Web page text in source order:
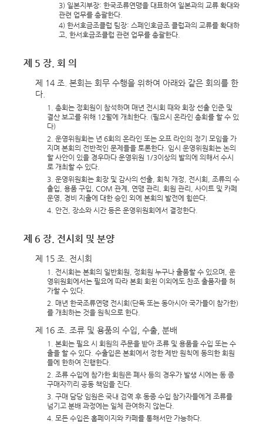
3) 일본지부장: 한국조류연맹을 대표하여 일본과의 교류 확대와
관련 업무를 총괄한다.
4) 한서호금조클럽 팀장: 스페인호금조 클럽과의 교류를 확대하
고, 한서호금조클럽 관련 업무를 총괄한다.
제 5 장. 회 의
제 14 조. 본회는 회무 수행을 위하여 아래와 같은 회의를 한
다.
1. 총회는 정회원이 참석하며 매년 전시회 때와 회장 선출 인준 및
결산 보고를 위해 12월에 개최한다. (필요시 온라인 총회를 할 수 있
다)
2. 운영위원회는 년 6회의 온라인 또는 오프 라인의 정기 모임을 가
지며 본회의 전반적인 문제들을 토론한다. 임시 운영위원회는 논의
할 사안이 있을 경우마다 운영위원 1/3이상의 발의에 의해서 수시
로 개최할 수 있다.
3. 운영위원회는 회장 및 감사의 선출, 회칙 개정, 전시회, 조류의 수
출입, 용품 구입, COM 관계, 연맹 관리, 회원 관리, 사이트 및 카페
운영, 경비 지출에 대한 승인 외에 본회의 발전에 힘쓴다.
4. 안건, 장소와 시간 등은 운영위원회에서 결정한다.
제 6 장. 전시회 및 분양
제 15 조. 전시회
1. 전시회는 본회의 일반회원, 정회원 누구나 출품할 수 있으며, 운
영위원회에서는 필요에 따라 본회 회윈 이외에도 찬조 출품자를 허
가할 수 있다.
2. 매년 한국조류연맹 전시회(단독 또는 동아시아 국가들이 참가한)
를 개최하는 것을 원칙으로 한다.
제 16 조. 조류 및 용품의 수입, 수출, 분배
1. 본회는 필요 시 회원의 주문을 받아 조류 및 용품을 수입 또는 수
출을 할 수 있다. 수출입은 본회에서 정한 제반 원칙에 동의한 회원
들에 한하여 진행한다.
2. 조류 수입에 참가한 회원은 폐사 등의 경우가 발생 시에는 동 종
구매자끼리 공동 책임을 진다.
3. 구매 담당 임원은 국내 검역 후 동종 수입 참가자들에게 조류를
넘기고 분배 과정에는 일체 관여하지 않는다.
4. 모든 수입은 홈페이지와 카페를 통해서만 가능하다.